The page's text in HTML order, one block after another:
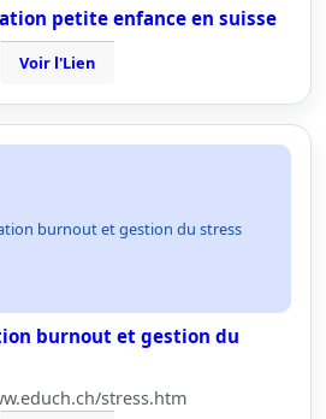
petite enfance en suisse
Voir l'Lien
burnout et gestion du stress
burnout et gestion du
stress.htm